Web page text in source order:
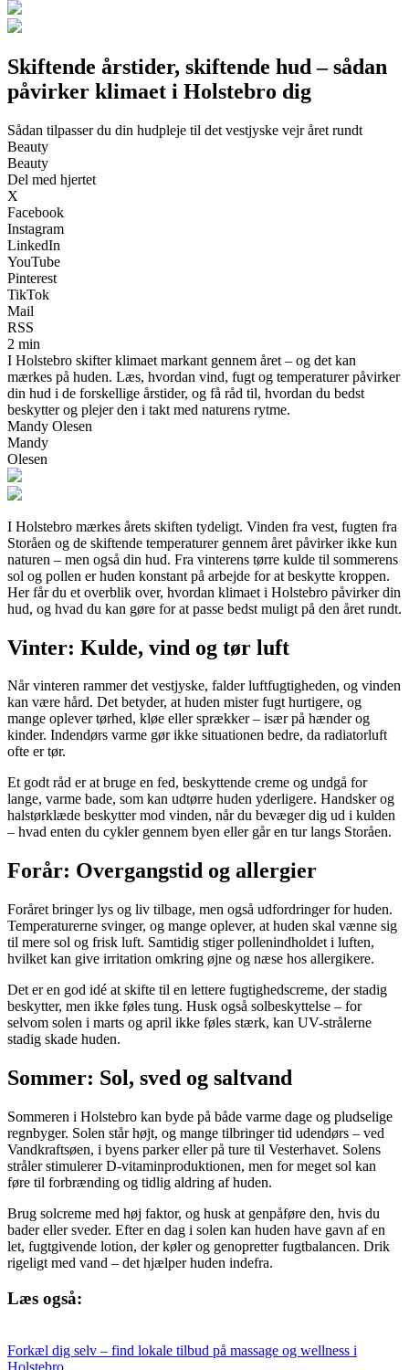
Skiftende årstider, skiftende hud – sådan
påvirker klimaet i Holstebro dig
Sådan tilpasser du din hudpleje til det vestjyske vejr året rundt
Beauty
Beauty
Del med hjertet
X
Facebook
Instagram
LinkedIn
YouTube
Pinterest
TikTok
Mail
RSS
2 min
I Holstebro skifter klimaet markant gennem året – og det kan
mærkes på huden. Læs, hvordan vind, fugt og temperaturer påvirker
din hud i de forskellige årstider, og få råd til, hvordan du bedst
beskytter og plejer den i takt med naturens rytme.
Mandy Olesen
Mandy
Olesen
I Holstebro mærkes årets skiften tydeligt. Vinden fra vest, fugten fra
Storåen og de skiftende temperaturer gennem året påvirker ikke kun
naturen – men også din hud. Fra vinterens tørre kulde til sommerens
sol og pollen er huden konstant på arbejde for at beskytte kroppen.
Her får du et overblik over, hvordan klimaet i Holstebro påvirker din
hud, og hvad du kan gøre for at passe bedst muligt på den året rundt.
Vinter: Kulde, vind og tør luft
Når vinteren rammer det vestjyske, falder luftfugtigheden, og vinden
kan være hård. Det betyder, at huden mister fugt hurtigere, og
mange oplever tørhed, kløe eller sprækker – især på hænder og
kinder. Indendørs varme gør ikke situationen bedre, da radiatorluft
ofte er tør.
Et godt råd er at bruge en fed, beskyttende creme og undgå for
lange, varme bade, som kan udtørre huden yderligere. Handsker og
halstørklæde beskytter mod vinden, når du bevæger dig ud i kulden
– hvad enten du cykler gennem byen eller går en tur langs Storåen.
Forår: Overgangstid og allergier
Foråret bringer lys og liv tilbage, men også udfordringer for huden.
Temperaturerne svinger, og mange oplever, at huden skal vænne sig
til mere sol og frisk luft. Samtidig stiger pollenindholdet i luften,
hvilket kan give irritation omkring øjne og næse hos allergikere.
Det er en god idé at skifte til en lettere fugtighedscreme, der stadig
beskytter, men ikke føles tung. Husk også solbeskyttelse – for
selvom solen i marts og april ikke føles stærk, kan UV-strålerne
stadig skade huden.
Sommer: Sol, sved og saltvand
Sommeren i Holstebro kan byde på både varme dage og pludselige
regnbyger. Solen står højt, og mange tilbringer tid udendørs – ved
Vandkraftsøen, i byens parker eller på ture til Vesterhavet. Solens
stråler stimulerer D-vitaminproduktionen, men for meget sol kan
føre til forbrænding og tidlig aldring af huden.
Brug solcreme med høj faktor, og husk at genpåføre den, hvis du
bader eller sveder. Efter en dag i solen kan huden have gavn af en
let, fugtgivende lotion, der køler og genopretter fugtbalancen. Drik
rigeligt med vand – det hjælper huden indefra.
Læs også:
Forkæl dig selv – find lokale tilbud på massage og wellness i
Holstebro